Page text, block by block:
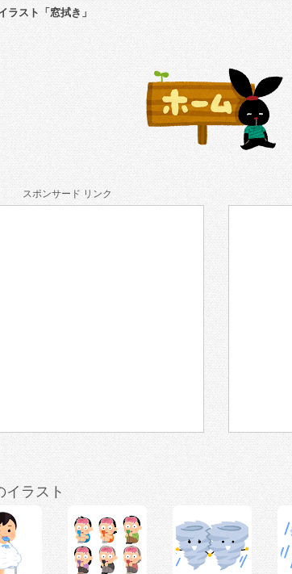
ラスト「窓拭き」
スポンサード リンク
イラスト